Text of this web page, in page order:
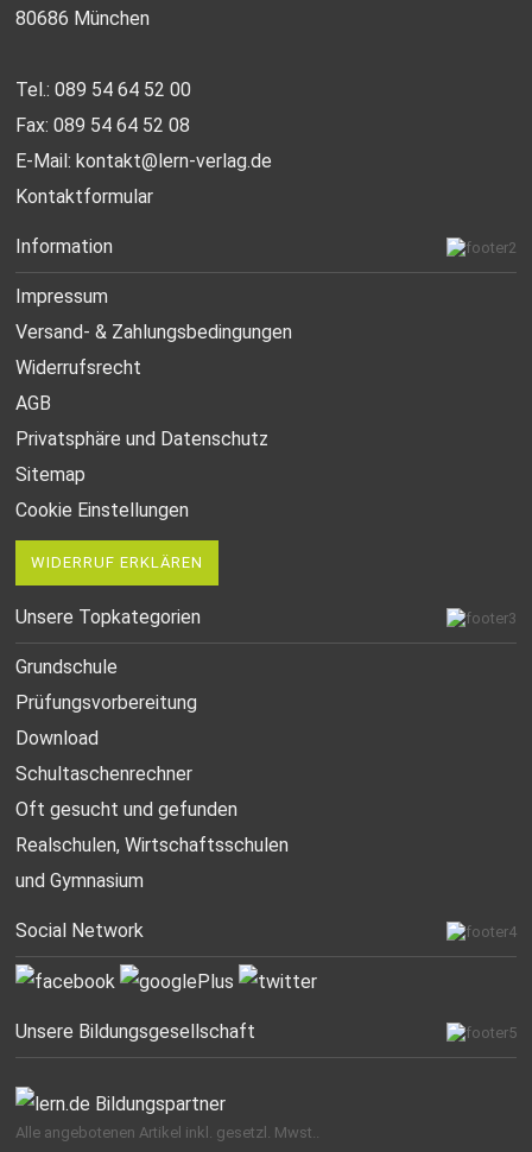
80686 München
Tel.: 089 54 64 52 00
Fax: 089 54 64 52 08
E-Mail:kontakt@lern-verlag.de
Kontaktformular
Information
Impressum
Versand- & Zahlungsbedingungen
Widerrufsrecht
AGB
Privatsphäre und Datenschutz
Sitemap
Cookie Einstellungen
WIDERRUF ERKLÄREN
Unsere Topkategorien
Grundschule
Prüfungsvorbereitung
Download
Schultaschenrechner
Oft gesucht und gefunden
Realschulen,Wirtschaftsschulen
und Gymnasium
Social Network
Unsere Bildungsgesellschaft
Alle angebotenen Artikel inkl. gesetzl. Mwst..